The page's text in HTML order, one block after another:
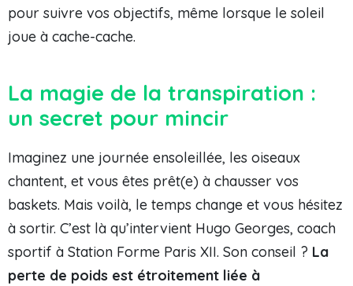
pour suivre vos objectifs, même lorsque le soleil
joue à cache-cache.
La magie de la transpiration :
un secret pour mincir
Imaginez une journée ensoleillée, les oiseaux
chantent, et vous êtes prêt(e) à chausser vos
baskets. Mais voilà, le temps change et vous hésitez
à sortir. C’est là qu’intervient Hugo Georges, coach
sportif à Station Forme Paris XII. Son conseil ? La
perte de poids est étroitement liée à